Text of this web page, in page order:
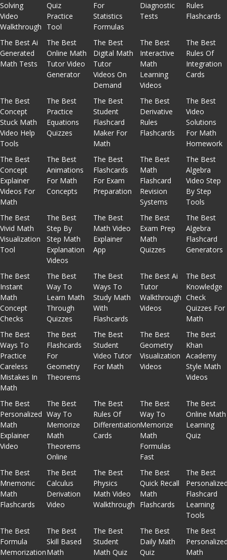
Solving
Video
Walkthrough
Quiz
Practice
Tool
For
Statistics
Formulas
Diagnostic
Tests
Rules
Flashcards
The Best Ai
Generated
Math Tests
The Best
Online Math
Tutor Video
Generator
The Best
Digital Math
Tutor
Videos On
Demand
The Best
Interactive
Math
Learning
Videos
The Best
Rules Of
Integration
Cards
The Best
Concept
Stuck Math
Video Help
Tools
The Best
Practice
Equations
Quizzes
The Best
Student
Flashcard
Maker For
Math
The Best
Derivative
Rules
Flashcards
The Best
Video
Solutions
For Math
Homework
The Best
Concept
Explainer
Videos For
Math
The Best
Animations
For Math
Concepts
The Best
Flashcards
For Exam
Preparation
The Best
Math
Flashcard
Revision
Systems
The Best
Algebra
Video Step
By Step
Tools
The Best
Vivid Math
Visualization
Tool
The Best
Step By
Step Math
Explanation
Videos
The Best
Math Video
Explainer
App
The Best
Exam Prep
Math
Quizzes
The Best
Algebra
Flashcard
Generators
The Best
Instant
Math
Concept
Checks
The Best
Way To
Learn Math
Through
Quizzes
The Best
Ways To
Study Math
With
Flashcards
The Best Ai
Tutor
Walkthrough
Videos
The Best
Knowledge
Check
Quizzes For
Math
The Best
Ways To
Practice
Careless
Mistakes In
Math
The Best
Flashcards
For
Geometry
Theorems
The Best
Student
Video Tutor
For Math
The Best
Geometry
Visualization
Videos
The Best
Khan
Academy
Style Math
Videos
The Best
Personalized
Math
Explainer
Video
The Best
Way To
Memorize
Math
Theorems
Online
The Best
Rules Of
Differentiation
Cards
The Best
Way To
Memorize
Math
Formulas
Fast
The Best
Online Math
Learning
Quiz
The Best
Mnemonic
Math
Flashcards
The Best
Calculus
Derivation
Video
The Best
Physics
Math Video
Walkthrough
The Best
Quick Recall
Math
Flashcards
The Best
Flashcard
Learning
Tools
The Best
Formula
Memorization
The Best
Skill Based
Math
The Best
Student
Math Quiz
The Best
Daily Math
Quiz
The Best
Math